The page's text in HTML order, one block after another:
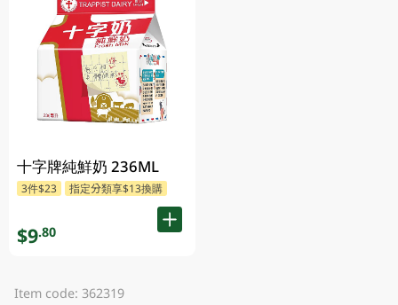
十字牌純鮮奶 236ML
3件$23 指定分類享$13換購
$9.80
Item code: 362319